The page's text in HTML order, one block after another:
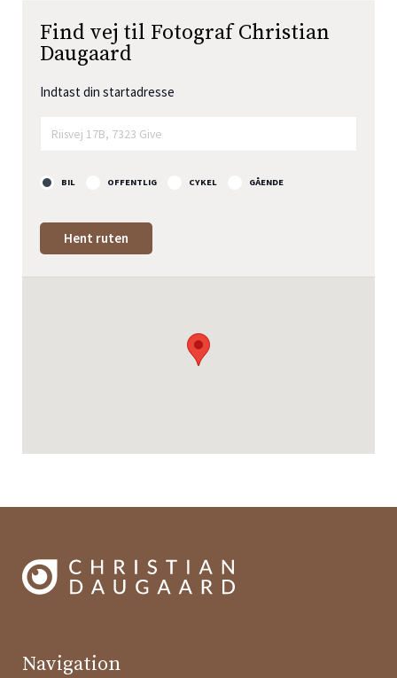
Find vej til Fotograf Christian
Daugaard
Indtast din startadresse
BIL OFFENTLIG CYKEL GÅENDE
Hent ruten
Navigation